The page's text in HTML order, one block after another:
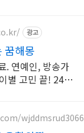
광고
꿈해몽
. 연예인, 방송가
별 고민 끝! 24시
wjddmsrud3066